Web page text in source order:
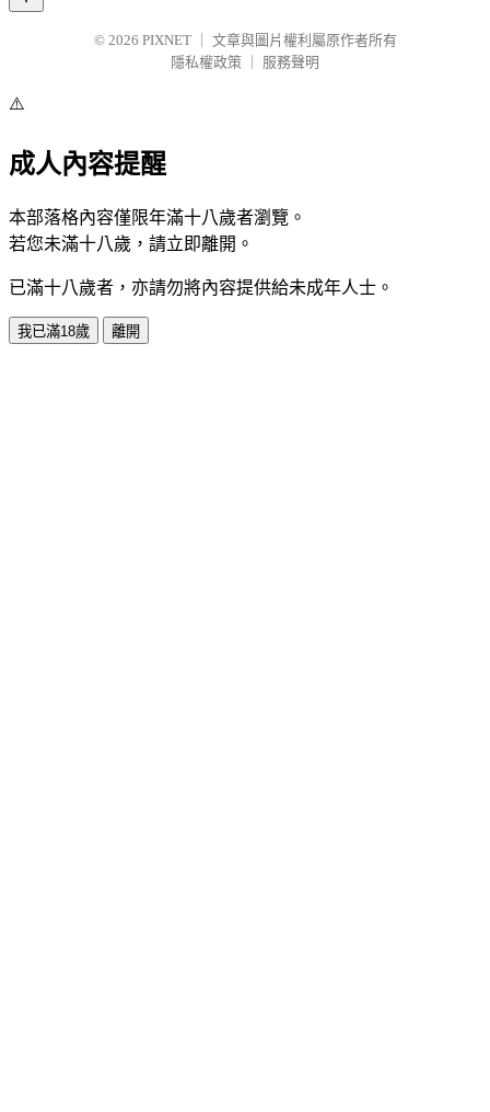
© 2026 PIXNET
文章與圖片權利屬原作者所有
隱私權政策
服務聲明
⚠️
成人內容提醒
本部落格內容僅限年滿十八歲者瀏覽。
若您未滿十八歲，請立即離開。
已滿十八歲者，亦請勿將內容提供給未成年人士。
我已滿18歲 離開